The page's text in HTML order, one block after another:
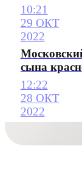
10:21
29 ОКТ
2022
сына
12:22
28 ОКТ
2022